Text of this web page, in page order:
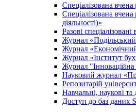
Спеціалізована
Спеціалізована
діяльності)»
Разові спеціалізовані
Журнал «Подільський
Журнал
Журнал «Інститут
Журнал "Інноваційна
Науковий журнал
Репозитарій
Навчальні, наукові
Доступ до баз даних